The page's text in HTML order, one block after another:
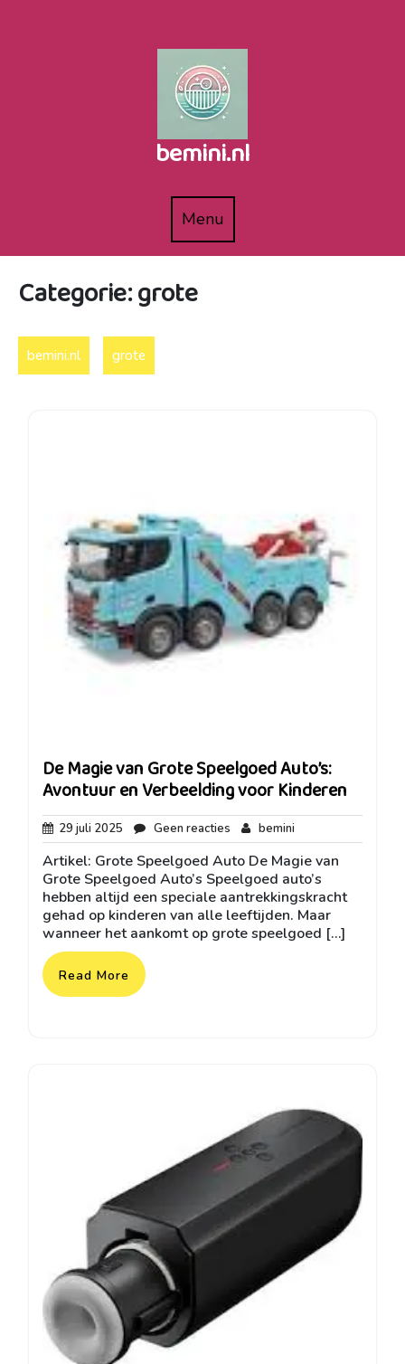
bemini.nl
MenuMenu
Categorie:grote
bemini.nl grote
De Magie van Grote Speelgoed Auto’s:
Avontuur en Verbeelding voor Kinderen
29 juli 2025 29
juli
2025
Geen reacties Geen
reacties
bemini
Artikel: Grote Speelgoed Auto De Magie van
Grote Speelgoed Auto’s Speelgoed auto’s
hebben altijd een speciale aantrekkingskracht
gehad op kinderen van alle leeftijden. Maar
wanneer het aankomt op grote speelgoed […]
Read More